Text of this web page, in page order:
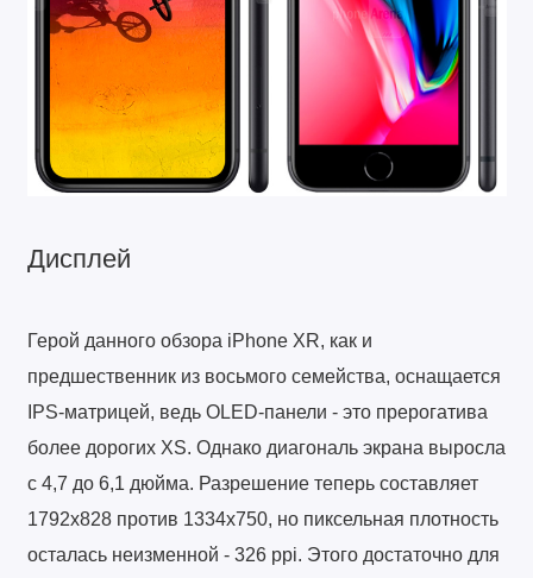
Дисплей
Герой данного обзора iPhone XR, как и
предшественник из восьмого семейства, оснащается
IPS-матрицей, ведь OLED-панели - это прерогатива
более дорогих XS. Однако диагональ экрана выросла
с 4,7 до 6,1 дюйма. Разрешение теперь составляет
1792х828 против 1334х750, но пиксельная плотность
осталась неизменной - 326 ppi. Этого достаточно для